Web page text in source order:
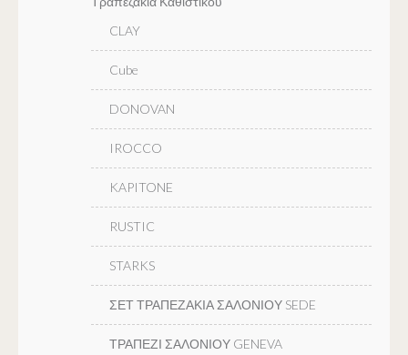
CLAY
Cube
DONOVAN
IROCCO
KAPITONE
RUSTIC
STARKS
ΣΕΤ ΤΡΑΠΕΖΑΚΙΑ ΣΑΛΟΝΙΟΥ SEDE
ΤΡΑΠΕΖΙ ΣΑΛΟΝΙΟΥ GENEVA